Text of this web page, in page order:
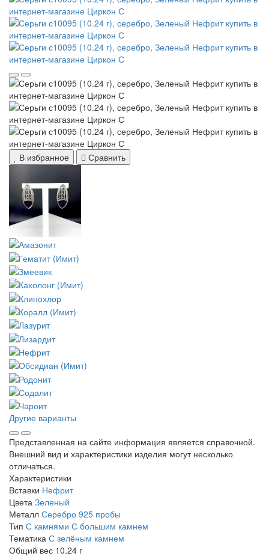
В избранное Сравнить
Другие варианты
Представленная на сайте информация является справочной.
Внешний вид и характеристики изделия могут несколько
отличаться.
Характеристики
Вставки Нефрит
Цвета Зеленый
Металл Серебро 925 пробы
Тип С камнями С большим камнем
Тематика С зелёным камнем
Общий вес 10.24 г